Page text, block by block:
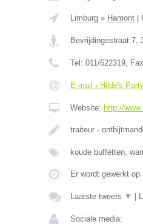
Limburg» Hamont|
Bevrijdingsstraat 7,
Tel: 011/622319,
E-mail › Hilde's
Website: http://
traiteur -
koude buffetten,
Er wordt gewerkt op
Laatste tweets ▼
Sociale media: